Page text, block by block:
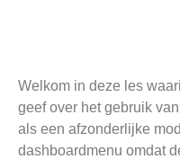
Welkom in deze les
geef over het gebruik
als een afzonderlijke
dashboardmenu omdat